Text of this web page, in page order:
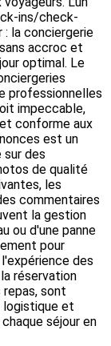
ins/check-
: la conciergerie
accroc et
optimal. Le
professionnelles
impeccable,
conforme aux
est un
des
de qualité
les
commentaires
la gestion
ou d'une panne
pour
des
réservation
sont
logistique et
séjour en